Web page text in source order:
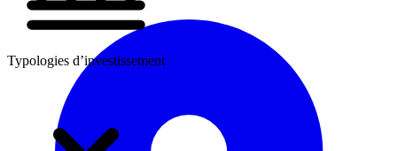
Typologies d’investissement